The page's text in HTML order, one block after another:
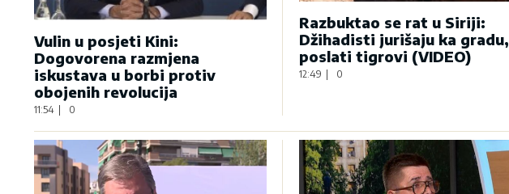
Vulin u posjeti Kini:
Dogovorena razmjena
iskustava u borbi protiv
obojenih revolucija
11:54 0
Razbuktao se rat u Siriji:
Džihadisti jurišaju ka gradu,
poslati tigrovi (VIDEO)
12:49 | 0